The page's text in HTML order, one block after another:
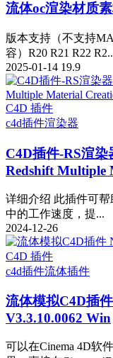
流体oc渲染材质
版本支持（不支持
容）R20 R21 R22
2025-01-14 19.9
C4D 插件
c4d插件渲染器
C4D插件-RS渲
Redshift Multiple
详细介绍 此插件可帮
中的工作速度，提...
2024-12-26
C4D 插件
c4d插件流体插件
流体模拟C4D插
V3.3.10.0062 Win
可以在Cinema 4D软